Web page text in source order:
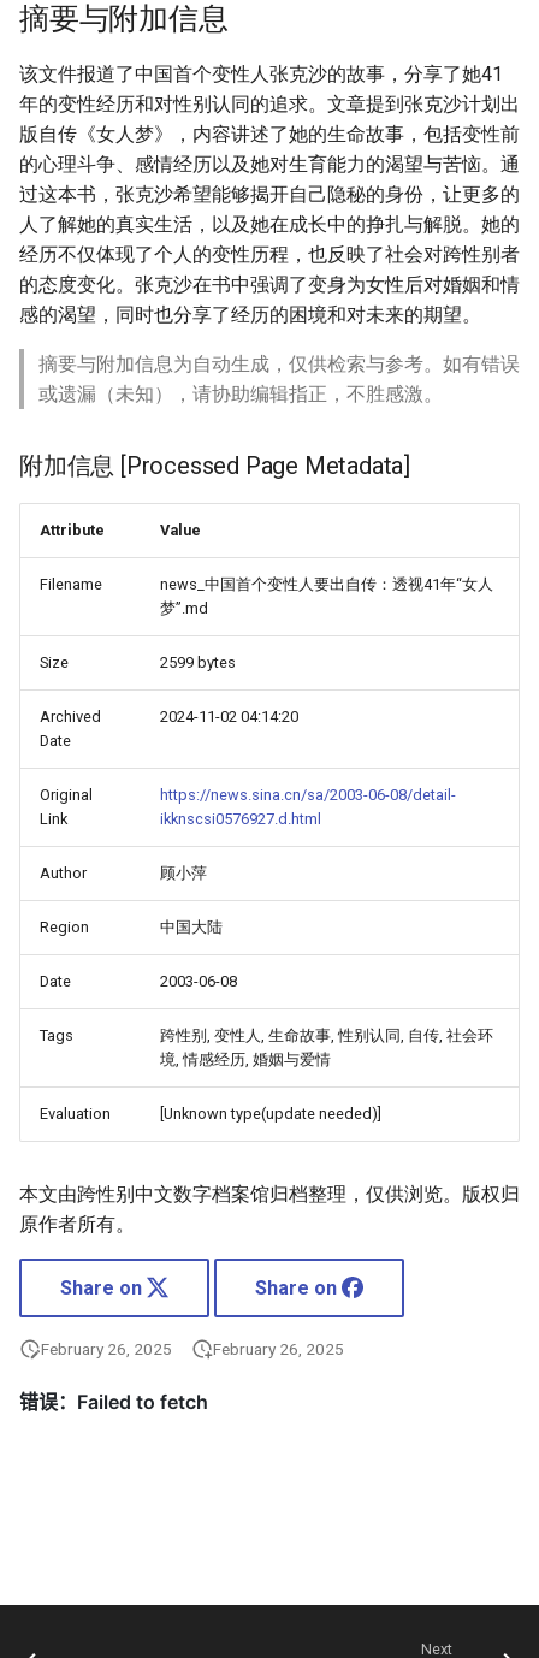
摘要与附加信息
该文件报道了中国首个变性人张克沙的故事，分享了她41
年的变性经历和对性别认同的追求。文章提到张克沙计划出
版自传《女人梦》，内容讲述了她的生命故事，包括变性前
的心理斗争、感情经历以及她对生育能力的渴望与苦恼。通
过这本书，张克沙希望能够揭开自己隐秘的身份，让更多的
人了解她的真实生活，以及她在成长中的挣扎与解脱。她的
经历不仅体现了个人的变性历程，也反映了社会对跨性别者
的态度变化。张克沙在书中强调了变身为女性后对婚姻和情
感的渴望，同时也分享了经历的困境和对未来的期望。
摘要与附加信息为自动生成，仅供检索与参考。如有错误
或遗漏（未知），请协助编辑指正，不胜感激。
附加信息 [Processed Page Metadata]
Attribute Value
Filename
news_中国首个变性人要出自传：透视41年“女人
梦”.md
Size 2599 bytes
Archived
Date
2024-11-02 04:14:20
Original
Link
https://news.sina.cn/sa/2003-06-08/detail-
ikknscsi0576927.d.html
Author 顾小萍
Region 中国大陆
Date 2003-06-08
Tags
跨性别, 变性人, 生命故事, 性别认同, 自传, 社会环
境, 情感经历, 婚姻与爱情
Evaluation [Unknown type(update needed)]
本文由跨性别中文数字档案馆归档整理，仅供浏览。版权归
原作者所有。
Share on Share on
February 26, 2025 February 26, 2025
Next